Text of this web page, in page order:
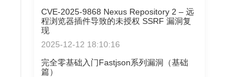
CVE-2025-9868 Nexus Repository 2 – 远
程浏览器插件导致的未授权 SSRF 漏洞复
现
2025-12-12 18:10:16
完全零基础入门Fastjson系列漏洞（基础
篇）